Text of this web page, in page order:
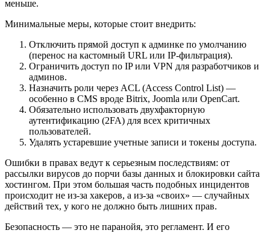
меньше.
Минимальные меры, которые стоит внедрить:
Отключить прямой доступ к админке по умолчанию
(перенос на кастомный URL или IP-фильтрация).
Ограничить доступ по IP или VPN для разработчиков и
админов.
Назначить роли через ACL (Access Control List) —
особенно в CMS вроде Bitrix, Joomla или OpenCart.
Обязательно использовать двухфакторную
аутентификацию (2FA) для всех критичных
пользователей.
Удалять устаревшие учетные записи и токены доступа.
Ошибки в правах ведут к серьезным последствиям: от
рассылки вирусов до порчи базы данных и блокировки сайта
хостингом. При этом большая часть подобных инцидентов
происходит не из-за хакеров, а из-за «своих» — случайных
действий тех, у кого не должно быть лишних прав.
Безопасность — это не паранойя, это регламент. И его